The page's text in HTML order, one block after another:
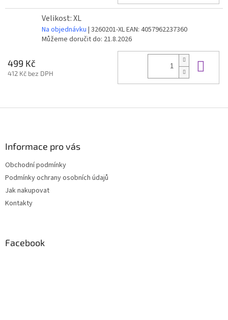
Velikost: XL
Na objednávku | 3260201-XLEAN: 4057962237360
Můžeme doručit do: 21.8.2026
499 Kč
412 Kč bez DPH
Informace pro vás
Obchodní podmínky
Podmínky ochrany osobních údajů
Jak nakupovat
Kontakty
Facebook